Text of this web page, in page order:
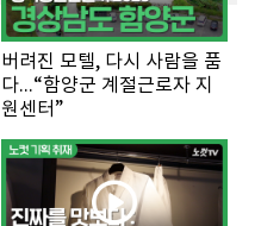
버려진 모텔, 다시 사람을 품
다...“함양군 계절근로자 지
원센터”